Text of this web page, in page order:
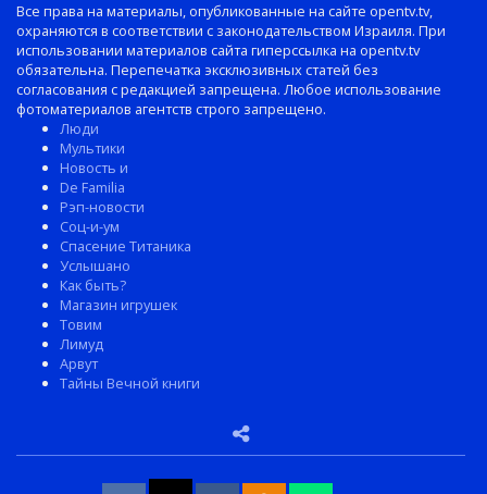
Все права на материалы, опубликованные на сайте opentv.tv,
охраняются в соответствии с законодательством Израиля. При
использовании материалов сайта гиперссылка на opentv.tv
обязательна. Перепечатка эксклюзивных статей без
согласования с редакцией запрещена. Любое использование
фотоматериалов агентств строго запрещено.
Люди
Мультики
Новость и
De Familia
Рэп-новости
Соц-и-ум
Спасение Титаника
Услышано
Как быть?
Магазин игрушек
Товим
Лимуд
Арвут
Тайны Вечной книги